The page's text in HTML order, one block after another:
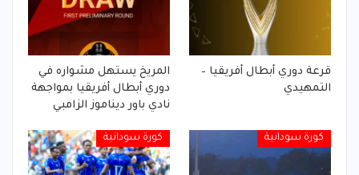
قرعة دوري أبطال أفريقيا –
التمهيدي
المريخ يستهل مشواره في
دوري أبطال أفريقيا بمواجهة
نادي باور ديناموز الزامبي
كورة سودانية كورة سودانية